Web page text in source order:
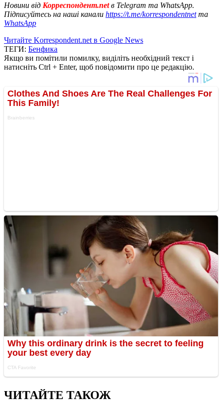
Новини від Корреспондент.netв Telegram та WhatsApp.
Підписуйтесь на наші канали https://t.me/korrespondentnetта
WhatsApp
Читайте Korrespondent.net в Google News
ТЕГИ: Бенфика
Якщо ви помітили помилку, виділіть необхідний текст і
натисніть Ctrl + Enter, щоб повідомити про це редакцію.
ЧИТАЙТЕ ТАКОЖ